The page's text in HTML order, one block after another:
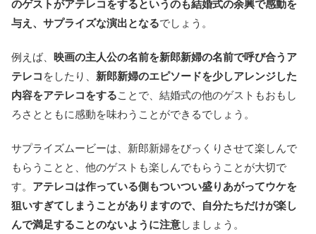
のゲストがアテレコをするというのも結婚式の余興で感動を
与え、サプライズな演出となるでしょう。
例えば、 映画の主人公の名前を新郎新婦の名前で呼び合うア
テレコ をしたり、 新郎新婦のエピソードを少しアレンジした
内容をアテレコをすることで、結婚式の他のゲストもおもし
ろさとともに感動を味わうことができるでしょう。
サプライズムービーは、新郎新婦をびっくりさせて楽しんで
もらうことと、他のゲストも楽しんでもらうことが大切で
す。 アテレコは作っている側もついつい盛りあがってウケを
狙いすぎてしまうことがありますので、自分たちだけが楽し
んで満足することのないように注意しましょう。